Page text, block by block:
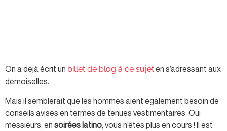
On a déjà écrit un billet de blog à ce sujeten s’adressant aux
demoiselles.
Mais il semblerait que les hommes aient également besoin de
conseils avisés en termes de tenues vestimentaires. Oui
messieurs, en soirées latino, vous n’êtes plus en cours ! Il est